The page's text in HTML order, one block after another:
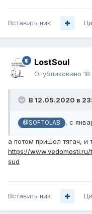
Вставить ник
LostSoul
Опубликовано
В 12.05.2020 в
@SOFTOLAB , с
а потом пришел тягач,
https://
sud
Вставить ник